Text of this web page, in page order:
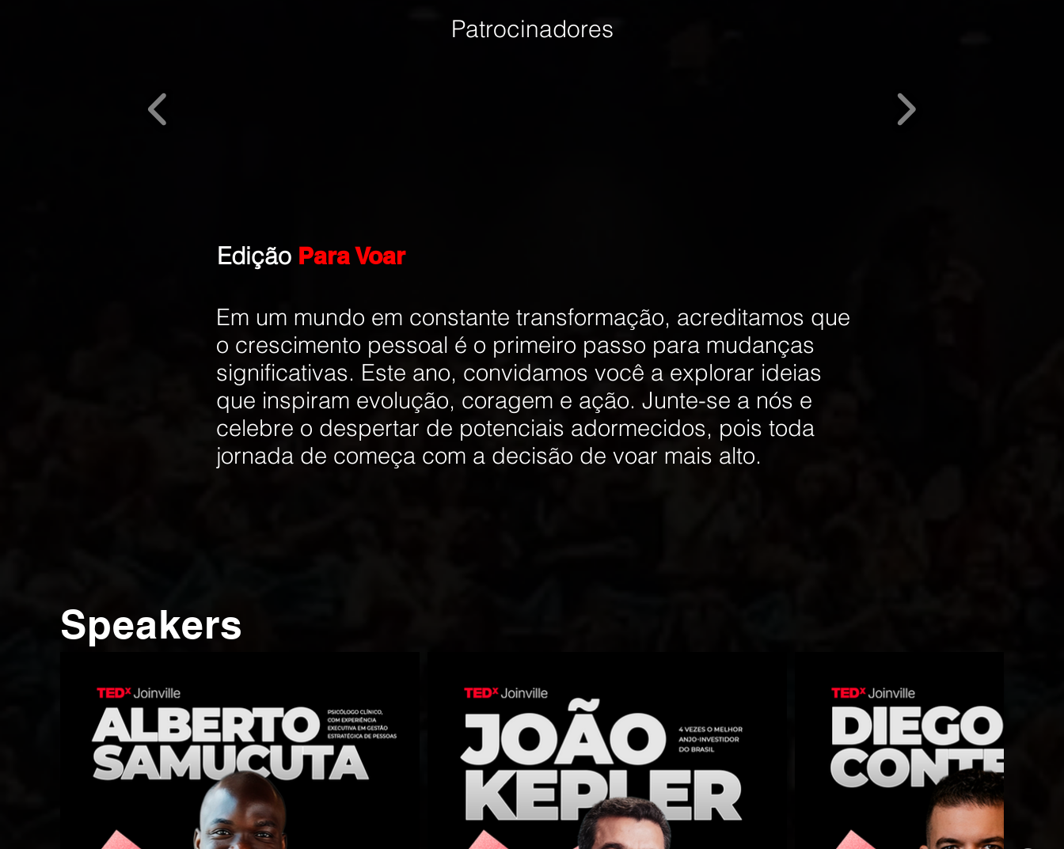
Patrocinadores
Edição Para Voar
Em um mundo em constante transformação, acreditamos que
o crescimento pessoal é o primeiro passo para mudanças
significativas. Este ano, convidamos você a explorar ideias
que inspiram evolução, coragem e ação. Junte-se a nós e
celebre o despertar de potenciais adormecidos, pois toda
jornada de começa com a decisão de voar mais alto.
Speakers